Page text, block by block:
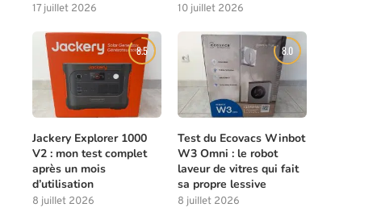
17 juillet 2026 10 juillet 2026
8.5
Jackery Explorer 1000
V2 : mon test complet
après un mois
d’utilisation
8 juillet 2026
8.0
Test du Ecovacs Winbot
W3 Omni : le robot
laveur de vitres qui fait
sa propre lessive
8 juillet 2026